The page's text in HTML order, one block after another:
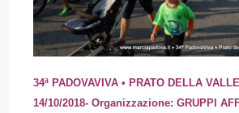
34ª PADOVAVIVA • PRATO DELLA
14/10/2018- Organizzazione: GRUPPI